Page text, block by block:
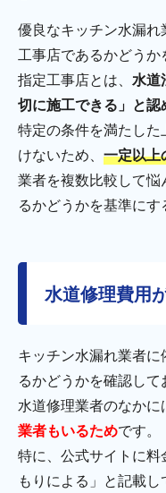
優良なキッチン水漏
工事店であるかどう
指定工事店とは、 水道
切に施工できる」と
特定の条件を満たし
けないため、 一定以上
業者を複数比較して
るかどうかを基準にす
水道修理費用
キッチン水漏れ業者
るかどうかを確認して
水道修理業者のなかに
業者もいるためです。
特に、公式サイトに
もりによる」と記載